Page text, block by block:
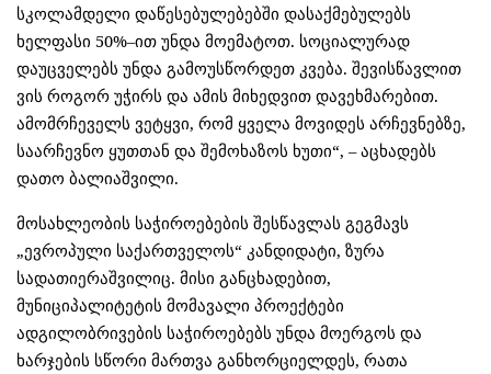
სკოლამდელი დაწესებულებებში დასაქმებულებს
ხელფასი 50%–ით უნდა მოემატოთ. სოციალურად
დაუცველებს უნდა გამოუსწორდეთ კვება. შევისწავლით
ვის როგორ უჭირს და ამის მიხედვით დავეხმარებით.
ამომრჩეველს ვეტყვი, რომ ყველა მოვიდეს არჩევნებზე,
საარჩევნო ყუთთან და შემოხაზოს ხუთი“, – აცხადებს
დათო ბალიაშვილი.
მოსახლეობის საჭიროებების შესწავლას გეგმავს
„ევროპული საქართველოს“ კანდიდატი, ზურა
სადათიერაშვილიც. მისი განცხადებით,
მუნიციპალიტეტის მომავალი პროექტები
ადგილობრივების საჭიროებებს უნდა მოერგოს და
ხარჯების სწორი მართვა განხორციელდეს, რათა